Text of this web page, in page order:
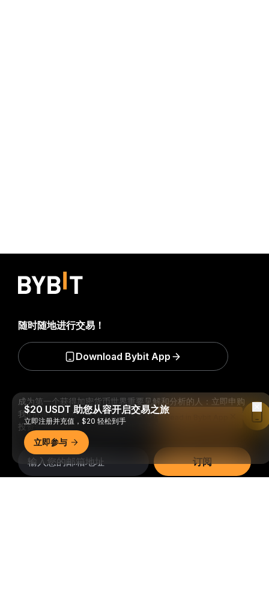
成为第一个获得加密货币世界重要见解和分析的人：立即申购
我们的时事通讯。全部形式的投资都存在风险，包括损失所有
投资金额的风险。此类活动可能不适合所有人。
订阅
随时随地进行交易！
Download Bybit App
$20 USDT 助您从容开启交易之旅
立即注册并充值，$20 轻松到手
立即参与